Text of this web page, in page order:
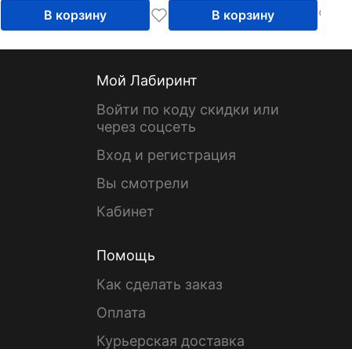
В корзину В корзину
Мой Лабиринт
Войти по коду скидки или
через соцсеть
Вход и регистрация
Вы смотрели
Кабинет
Помощь
Как сделать заказ
Оплата
Курьерская доставка